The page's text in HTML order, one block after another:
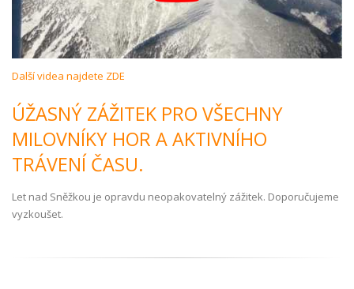
Další videa najdete ZDE
ÚŽASNÝ ZÁŽITEK PRO VŠECHNY
MILOVNÍKY HOR A AKTIVNÍHO
TRÁVENÍ ČASU.
Let nad Sněžkou je opravdu neopakovatelný zážitek. Doporučujeme
vyzkoušet.